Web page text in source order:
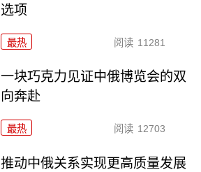
选项
最热 阅读 11281
一块巧克力见证中俄博览会的双
向奔赴
最热 阅读 12703
推动中俄关系实现更高质量发展